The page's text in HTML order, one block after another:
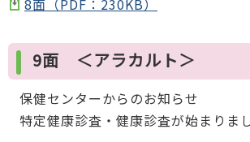
8面（PDF：230KB）
9面 ＜アラカルト＞
保健センターからのお知らせ
特定健康診査・健康診査が始まりま